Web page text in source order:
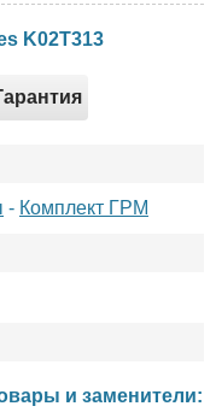
K02T313
- Комплект ГРМ
и заменители: